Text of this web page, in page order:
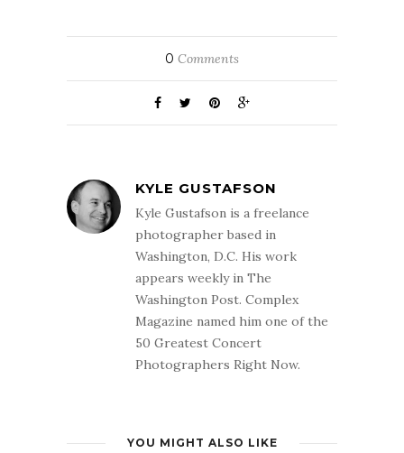
0 Comments
KYLE GUSTAFSON
Kyle Gustafson is a freelance
photographer based in
Washington, D.C. His work
appears weekly in The
Washington Post. Complex
Magazine named him one of the
50 Greatest Concert
Photographers Right Now.
YOU MIGHT ALSO LIKE